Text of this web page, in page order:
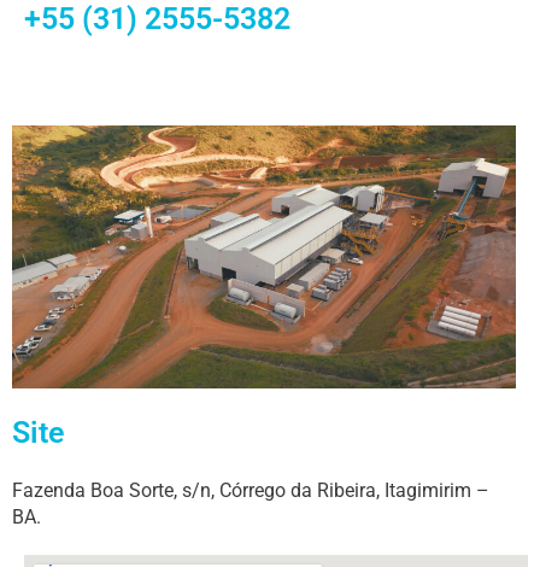
+55 (31) 2555-5382
Site
Fazenda Boa Sorte, s/n, Córrego da Ribeira, Itagimirim –
BA.